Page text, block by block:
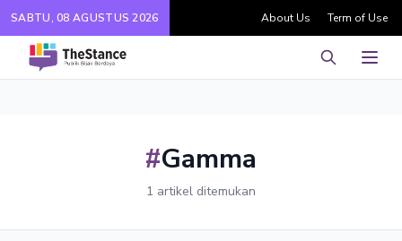
SABTU, 08 AGUSTUS 2026 About Us Term of Use
Pencarian
#Gamma
1 artikel ditemukan